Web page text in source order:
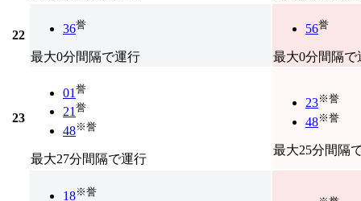
22 36誉
最大0分間隔で運行
56誉
最大0分間隔で
23
01 誉
21 誉
48※誉
最大27分間隔で運行
23※誉
48※誉
最大25分間隔
18※誉